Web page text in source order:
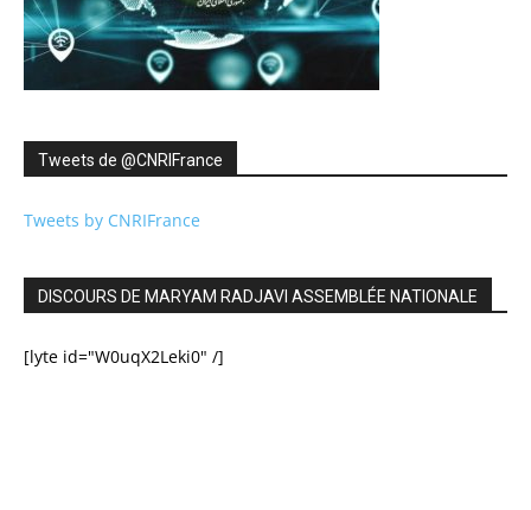
Tweets de ‎@CNRIFrance
Tweets by CNRIFrance
DISCOURS DE MARYAM RADJAVI ASSEMBLÉE NATIONALE
[lyte id="W0uqX2Leki0" /]